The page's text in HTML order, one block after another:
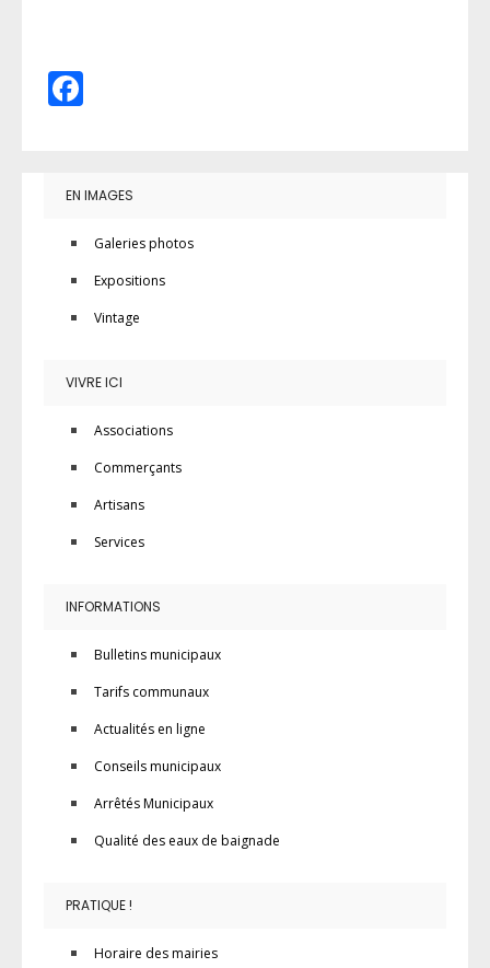
EN IMAGES
Galeries photos
Expositions
Vintage
VIVRE ICI
Associations
Commerçants
Artisans
Services
INFORMATIONS
Bulletins municipaux
Tarifs communaux
Actualités en ligne
Conseils municipaux
Arrêtés Municipaux
Qualité des eaux de baignade
PRATIQUE !
Horaire des mairies